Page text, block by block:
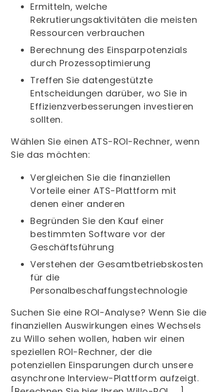
Ermitteln, welche
Rekrutierungsaktivitäten die meisten
Ressourcen verbrauchen
Berechnung des Einsparpotenzials
durch Prozessoptimierung
Treffen Sie datengestützte
Entscheidungen darüber, wo Sie in
Effizienzverbesserungen investieren
sollten.
Wählen Sie einen ATS-ROI-Rechner, wenn
Sie das möchten:
Vergleichen Sie die finanziellen
Vorteile einer ATS-Plattform mit
denen einer anderen
Begründen Sie den Kauf einer
bestimmten Software vor der
Geschäftsführung
Verstehen der Gesamtbetriebskosten
für die
Personalbeschaffungstechnologie
Suchen Sie eine ROI-Analyse? Wenn Sie die
finanziellen Auswirkungen eines Wechsels
zu Willo sehen wollen, haben wir einen
speziellen ROI-Rechner, der die
potenziellen Einsparungen durch unsere
asynchrone Interview-Plattform aufzeigt.